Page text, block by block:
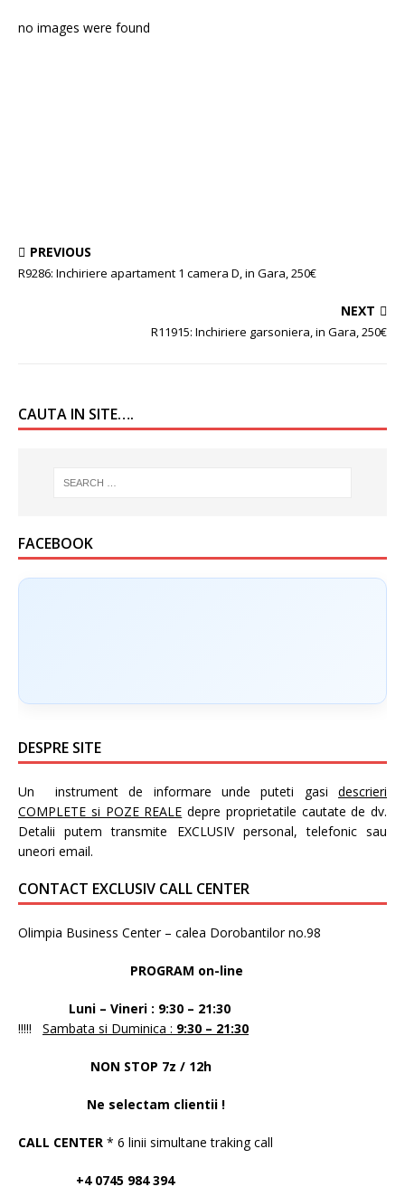
no images were found
PREVIOUS
R9286: Inchiriere apartament 1 camera D, in Gara, 250€
NEXT
R11915: Inchiriere garsoniera, in Gara, 250€
CAUTA IN SITE….
FACEBOOK
DESPRE SITE
Un instrument de informare unde puteti gasi descrieri
COMPLETE si POZE REALE depre proprietatile cautate de dv.
Detalii putem transmite EXCLUSIV personal, telefonic sau
uneori email.
CONTACT EXCLUSIV CALL CENTER
Olimpia Business Center – calea Dorobantilor no.98
PROGRAM on-line
Luni – Vineri : 9:30 – 21:30
!!!!! Sambata si Duminica : 9:30 – 21:30
NON STOP 7z / 12h
Ne selectam clientii !
CALL CENTER * 6 linii simultane traking call
+4 0745 984 394